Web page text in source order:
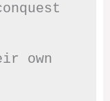
own